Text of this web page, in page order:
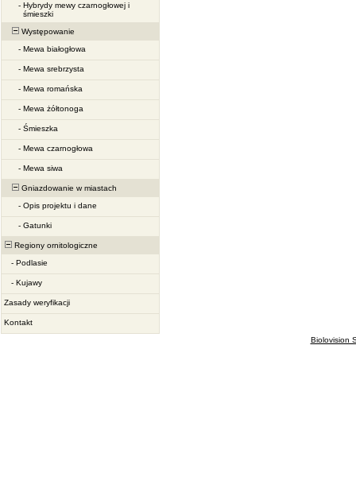
- Hybrydy mewy czarnogłowej i
śmieszki
Występowanie
- Mewa białogłowa
- Mewa srebrzysta
- Mewa romańska
- Mewa żółtonoga
- Śmieszka
- Mewa czarnogłowa
- Mewa siwa
Gniazdowanie w miastach
- Opis projektu i dane
- Gatunki
Regiony ornitologiczne
- Podlasie
- Kujawy
Zasady weryfikacji
Kontakt
Biolovision